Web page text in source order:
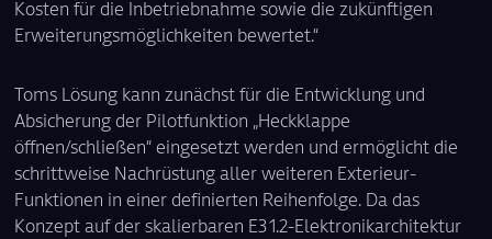
Kosten für die Inbetriebnahme sowie die zukünftigen
Erweiterungsmöglichkeiten bewertet.“
Toms Lösung kann zunächst für die Entwicklung und
Absicherung der Pilotfunktion „Heckklappe
öffnen/schließen“ eingesetzt werden und ermöglicht die
schrittweise Nachrüstung aller weiteren Exterieur-
Funktionen in einer definierten Reihenfolge. Da das
Konzept auf der skalierbaren E3 1.2-Elektronikarchitektur